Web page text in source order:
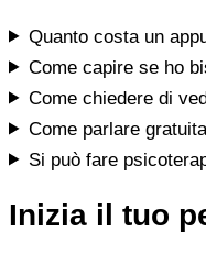
Quanto costa un
Come capire se ho
Come chiedere di
Come parlare
Si può fare
Inizia il tuo